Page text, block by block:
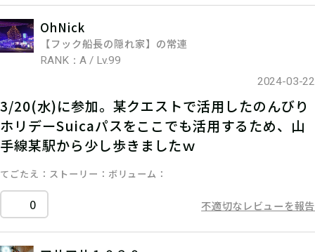
OhNick
【フック船長の隠れ家】の常連
RANK：A / Lv.99
2024-03-22
3/20(水)に参加。某クエストで活用したのんびり
ホリデーSuicaパスをここでも活用するため、山
手線某駅から少し歩きましたｗ
てごたえ ストーリー ボリューム
0 不適切なレビューを報告